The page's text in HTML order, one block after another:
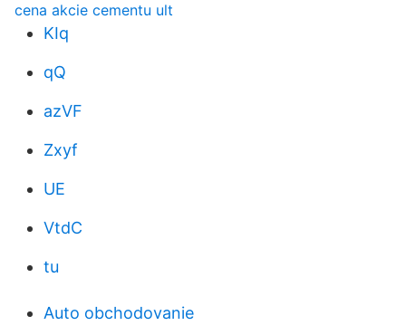
cena akcie cementu ult
KIq
qQ
azVF
Zxyf
UE
VtdC
tu
Auto obchodovanie